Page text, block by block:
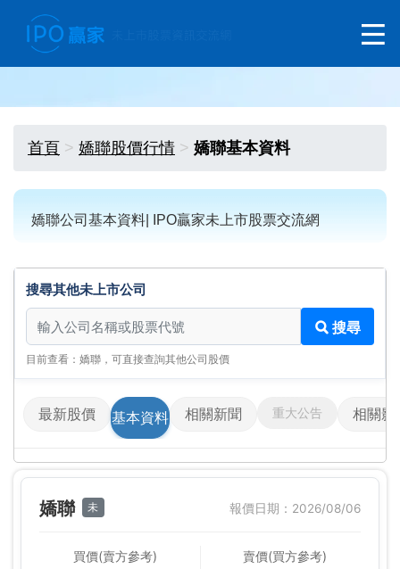
首頁 嬌聯股價行情 嬌聯基本資料
嬌聯公司基本資料| IPO贏家未上市股票交流網
搜尋其他未上市公司
搜尋其他未上市公司
搜尋
目前查看：嬌聯，可直接查詢其他公司股價
最新股價 基本資料 相關新聞 重大公告 相關影
嬌聯 未 報價日期：2026/08/06
買價(賣方參考) 賣價(買方參考)